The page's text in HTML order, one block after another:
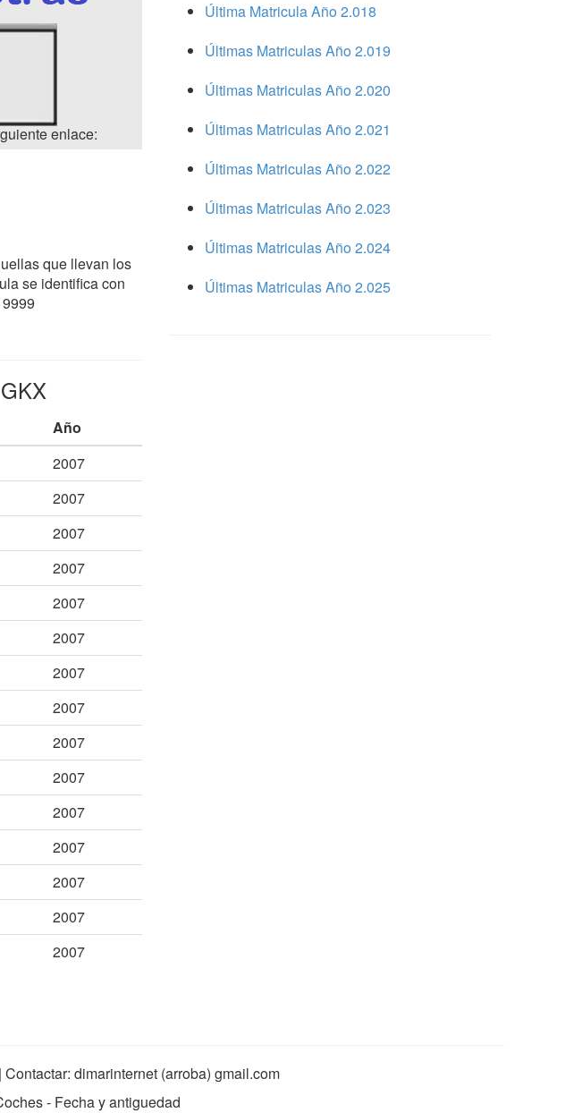
enlace:
que llevan los
se identifica con
Año
2007
2007
2007
2007
2007
2007
2007
2007
2007
2007
2007
2007
2007
2007
2007
Última Matricula Año 2.018
Últimas Matriculas Año 2.019
Últimas Matriculas Año 2.020
Últimas Matriculas Año 2.021
Últimas Matriculas Año 2.022
Últimas Matriculas Año 2.023
Últimas Matriculas Año 2.024
Últimas Matriculas Año 2.025
| Contactar: dimarinternet (arroba) gmail.com
- Fecha y antiguedad